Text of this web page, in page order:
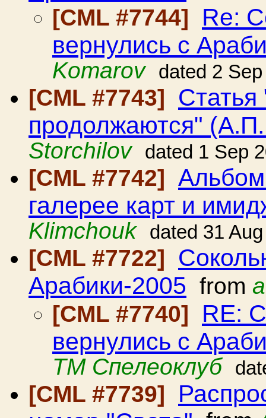
[CML #7744]
Re:
вернулись с
Komarov
dated 2
[CML #7743] Статья
продолжаются"
Storchilov
dated 1 Sep
[CML #7742]
галерее карт и
Klimchouk
dated 31
[CML #7722]
Арабики-2005 from
[CML #7740]
RE:
вернулись с
ТМ Спелеоклуб
[CML #7739]